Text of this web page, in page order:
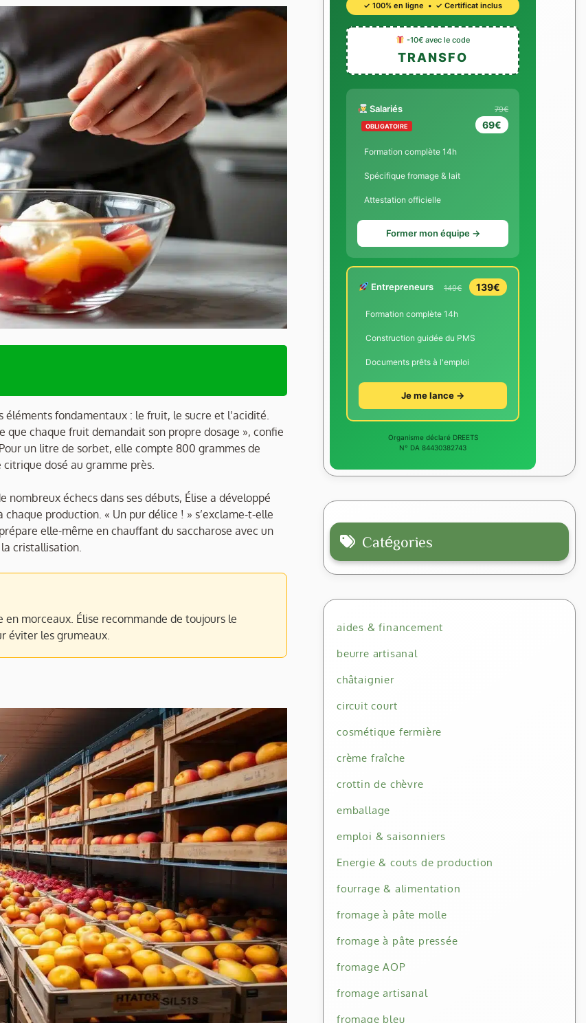
fondamentaux : le fruit, le sucre et l’acidité.
que chaque fruit demandait son propre dosage », confie
un litre de sorbet, elle compte 800 grammes de
dosé au gramme près.
nombreux échecs dans ses débuts, Élise a développé
production. « Un pur délice ! » s’exclame-t-elle
elle-même en chauffant du saccharose avec un
cristallisation.
morceaux. Élise recommande de toujours le
éviter les grumeaux.
✓ 100% en ligne • ✓ Certificat inclus
-10€ avec le code
TRANSFO
Salariés
OBLIGATOIRE
79€
69€
Formation complète 14h
Spécifique fromage & lait
Attestation officielle
Former mon équipe →
Entrepreneurs 149€ 139€
Formation complète 14h
Construction guidée du PMS
Documents prêts à l'emploi
Je me lance →
Organisme déclaré DREETS
N° DA 84430382743
Catégories
aides & financement
beurre artisanal
châtaignier
circuit court
cosmétique fermière
crème fraîche
crottin de chèvre
emballage
emploi & saisonniers
Energie & couts de production
fourrage & alimentation
fromage à pâte molle
fromage à pâte pressée
fromage AOP
fromage artisanal
fromage bleu